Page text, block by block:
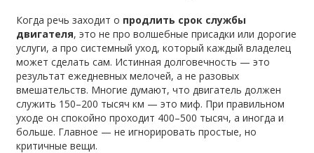
Когда речь заходит о продлить срок службы
двигателя,это не про волшебные присадки или дорогие
услуги, а про системный уход, который каждый владелец
может сделать сам. Истинная долговечность — это
результат ежедневных мелочей, а не разовых
вмешательств. Многие думают, что двигатель должен
служить 150–200 тысяч км — это миф. При правильном
уходе он спокойно проходит 400–500 тысяч, а иногда и
больше. Главное — не игнорировать простые, но
критичные вещи.